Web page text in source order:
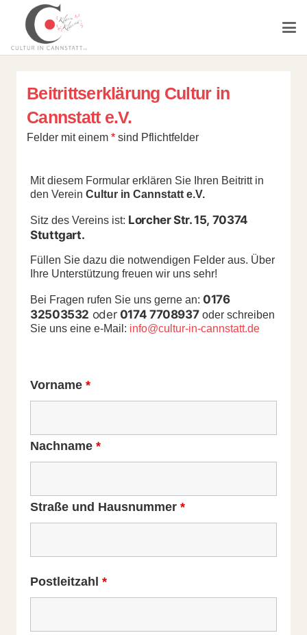
Beitrittserklärung Cultur in
Cannstatt e.V.
Felder mit einem * sind Pflichtfelder
Mit diesem Formular erklären Sie Ihren Beitritt in
den Verein Cultur in Cannstatt e.V.
Sitz des Vereins ist: Lorcher Str. 15, 70374
Stuttgart.
Füllen Sie dazu die notwendigen Felder aus. Über
Ihre Unterstützung freuen wir uns sehr!
Bei Fragen rufen Sie uns gerne an: 0176
32503532 oder 0174 7708937 oder schreiben
Sie uns eine e-Mail: info@cultur-in-cannstatt.de
Vorname *
Nachname *
Straße und Hausnummer *
Postleitzahl *